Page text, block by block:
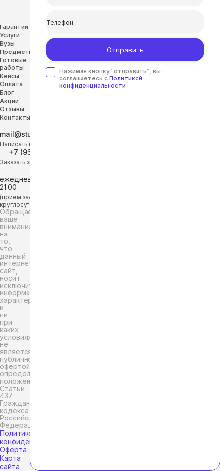
Гарантии
Услуги
Вузы
Предметы
Готовые
работы
Кейсы
Оплата
Блог
Акции
Отзывы
Контакты
mail@studhelp-online.ru
Написать на почту
+7 (968) 453-29-88
Заказать звонок
ежедневно с 9:00 до
21:00
(прием заявок
круглосуточно)
Обращаем
ваше
внимание
на
то,
что
данный
интернет-
сайт,
носит
исключительно
информационный
характер
и
ни
при
каких
условиях
не
является
публичной
офертой,
определяемой
положениями
Статьи
437
Гражданского
кодекса
Российской
Федерации.
Политика
конфиденциальности
Оферта
Карта
сайта
Отправить
Нажимая кнопку “отправить”, вы
соглашаетесь с Политикой
конфиденциальности